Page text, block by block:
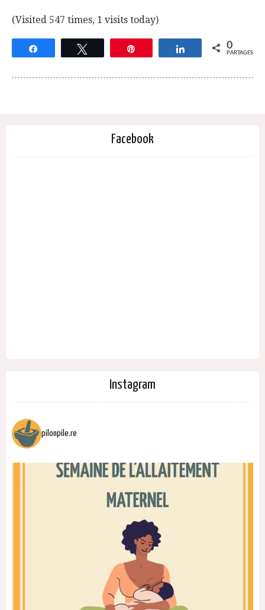
(Visited 547 times, 1 visits today)
Partagez 0
PARTAGES
Facebook
Instagram
pilonpile.re